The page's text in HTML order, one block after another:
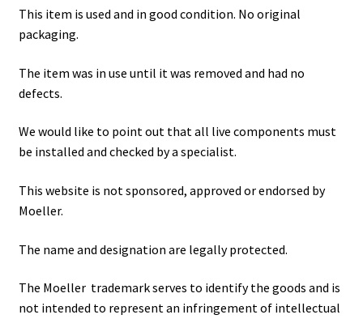
This item is used and in good condition. No original
packaging.
The item was in use until it was removed and had no
defects.
We would like to point out that all live components must
be installed and checked by a specialist.
This website is not sponsored, approved or endorsed by
Moeller.
The name and designation are legally protected.
The Moeller trademark serves to identify the goods and is
not intended to represent an infringement of intellectual